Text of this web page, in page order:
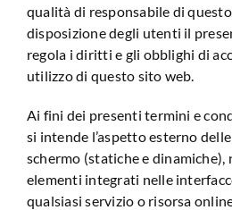
qualità di responsabile di
disposizione degli utenti il
regola i diritti e gli obblighi di
utilizzo di questo sito web.
Ai fini dei presenti termini e
si intende l’aspetto esterno
schermo (statiche e
elementi integrati nelle
qualsiasi servizio o risorsa